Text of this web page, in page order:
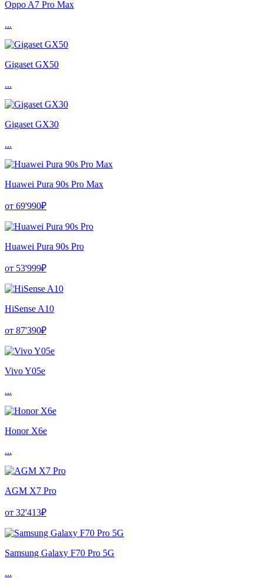
Oppo A7 Pro Max
...
Gigaset GX50
...
Gigaset GX30
...
Huawei Pura 90s Pro Max
от 69'990₽
Huawei Pura 90s Pro
от 53'999₽
HiSense A10
от 87'390₽
Vivo Y05e
...
Honor X6e
...
AGM X7 Pro
от 32'413₽
Samsung Galaxy F70 Pro 5G
...